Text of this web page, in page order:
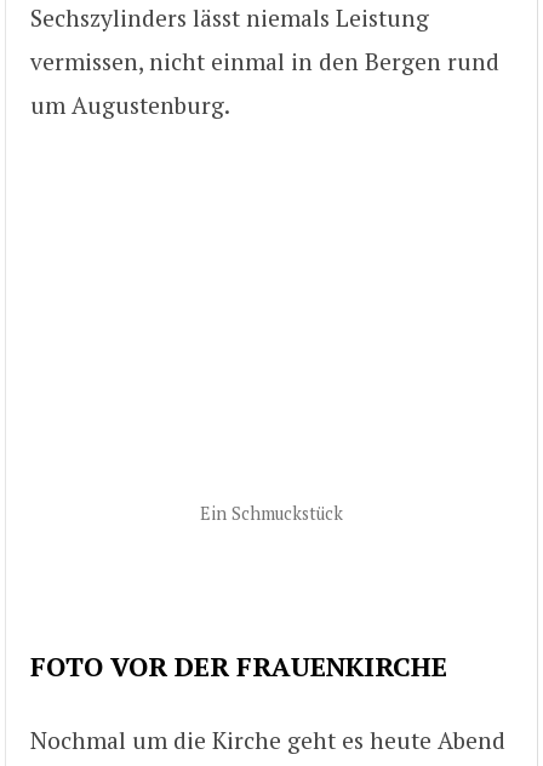
Sechszylinders lässt niemals Leistung
vermissen, nicht einmal in den Bergen rund
um Augustenburg.
Ein Schmuckstück
FOTO VOR DER FRAUENKIRCHE
Nochmal um die Kirche geht es heute Abend